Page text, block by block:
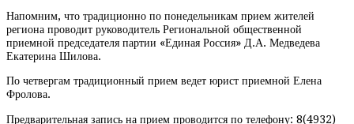
Напомним, что традиционно по понедельникам прием жителей
региона проводит руководитель Региональной общественной
приемной председателя партии «Единая Россия» Д.А. Медведева
Екатерина Шилова.
По четвергам традиционный прием ведет юрист приемной Елена
Фролова.
Предварительная запись на прием проводится по телефону: 8(4932)